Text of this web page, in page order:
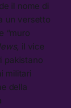
il nome di
un versetto
“muro
il vice
pakistano
militari
della